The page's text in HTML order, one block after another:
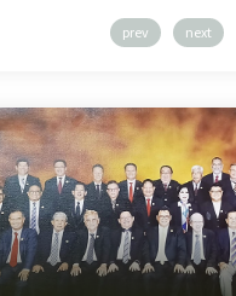
prev next